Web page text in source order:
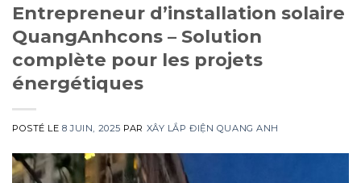
Entrepreneur d’installation solaire
QuangAnhcons – Solution
complète pour les projets
énergétiques
POSTÉ LE8 JUIN, 2025 PAR XÂY LẮP ĐIỆN QUANG ANH